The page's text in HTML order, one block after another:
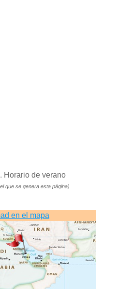
. Horario de verano
que se genera esta página)
en el mapa